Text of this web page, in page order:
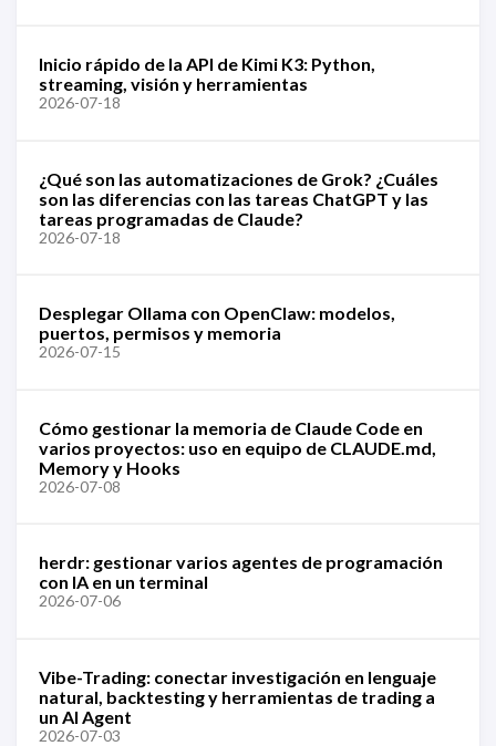
Inicio rápido de la API de Kimi K3: Python,
streaming, visión y herramientas
2026-07-18
¿Qué son las automatizaciones de Grok? ¿Cuáles
son las diferencias con las tareas ChatGPT y las
tareas programadas de Claude?
2026-07-18
Desplegar Ollama con OpenClaw: modelos,
puertos, permisos y memoria
2026-07-15
Cómo gestionar la memoria de Claude Code en
varios proyectos: uso en equipo de CLAUDE.md,
Memory y Hooks
2026-07-08
herdr: gestionar varios agentes de programación
con IA en un terminal
2026-07-06
Vibe-Trading: conectar investigación en lenguaje
natural, backtesting y herramientas de trading a
un AI Agent
2026-07-03